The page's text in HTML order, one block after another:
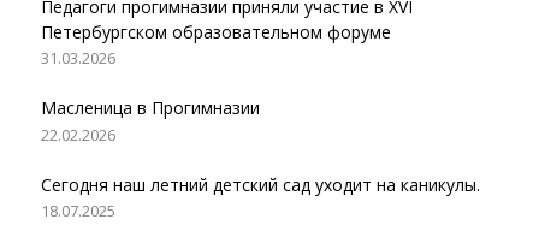
Педагоги прогимназии приняли участие в XVI
Петербургском образовательном форуме
31.03.2026
Масленица в Прогимназии
22.02.2026
Сегодня наш летний детский сад уходит на каникулы.
18.07.2025